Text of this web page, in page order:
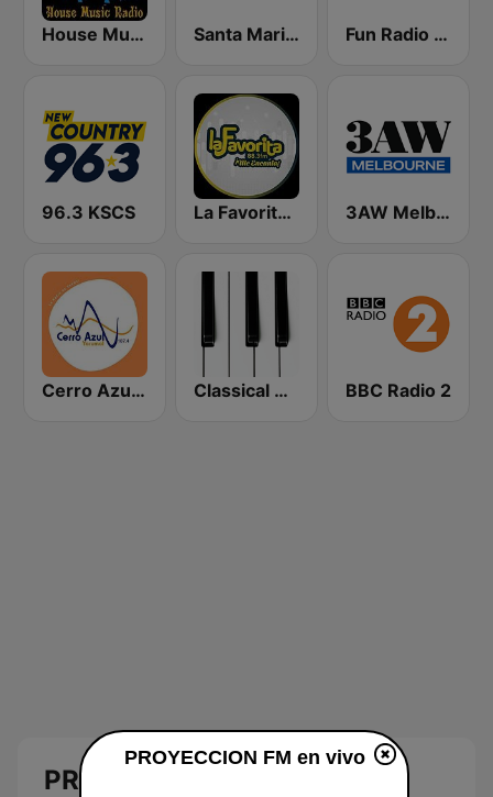
House Music Radio Santa Maria de la Paz 1560 AM Fun Radio FRANCE
96.3 KSCS La Favorita 88.3 FM 3AW Melbourne
Cerro Azul FM Classical Horizon Radio (International) BBC Radio 2
PROYECCION FM en vivo
PROYECCION FM en vivo